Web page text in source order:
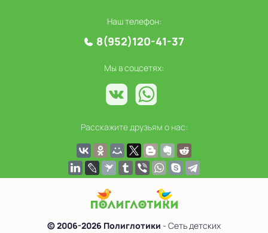
Наш телефон:
8(952)120-41-37
Мы в соцсетях:
Расскажите друзьям о нас:
© 2006-2026 Полиглотики - Сеть детских